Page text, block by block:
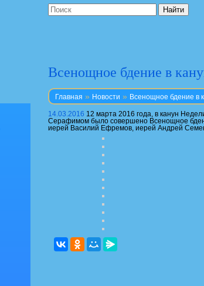
Всенощное бдение в
Главная » Новости » Всенощное бдение в
14.03.2016 12 марта 2016 года, в канун
Серафимом было совершено Всенощное
иерей Василий Ефремов, иерей Андрей